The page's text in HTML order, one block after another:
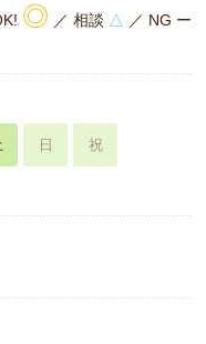
◎ ／ 相談 △ ／ NG ー
日 祝